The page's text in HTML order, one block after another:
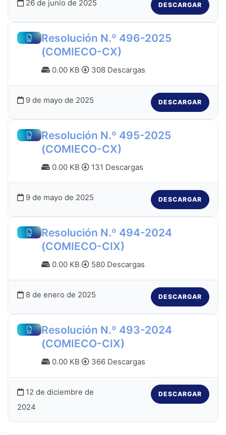
26 de junio de 2025 DESCARGAR
Resolución N.º 496-2025
(COMIECO-CX)
0.00 KB 308 Descargas
9 de mayo de 2025 DESCARGAR
Resolución N.º 495-2025
(COMIECO-CX)
0.00 KB 131 Descargas
9 de mayo de 2025 DESCARGAR
Resolución N.º 494-2024
(COMIECO-CIX)
0.00 KB 580 Descargas
8 de enero de 2025 DESCARGAR
Resolución N.º 493-2024
(COMIECO-CIX)
0.00 KB 366 Descargas
12 de diciembre de
2024
DESCARGAR